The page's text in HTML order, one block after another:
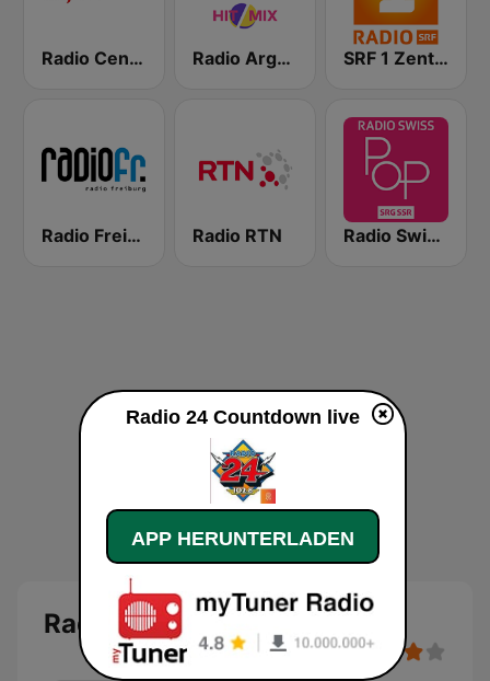
Radio Central Radio Argovia - Hit Mix SRF 1 Zentralschweiz
Radio Freiburg Radio RTN Radio Swiss Pop
Radio 24 Countdown
Radio 24 Countdown live
APP HERUNTERLADEN